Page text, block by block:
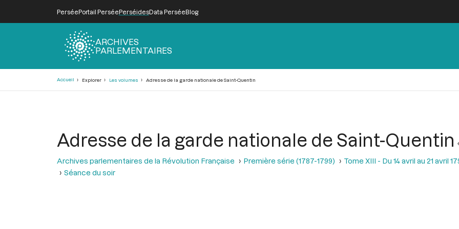
PerséePortail PerséePerséidesData PerséeBlog
ARCHIVES
PARLEMENTAIRES
Accueil Explorer Les volumes Adresse de la garde nationale de Saint-Quentin
Adresse de la garde nationale de Saint-Quentin
Archives parlementaires de la Révolution Française Première série (1787-1799) Tome XIII - Du 14 avril au 21 avril
Séance du soir